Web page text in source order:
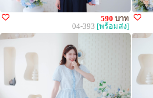
590 บาท
04-393 [พร้อมส่ง]